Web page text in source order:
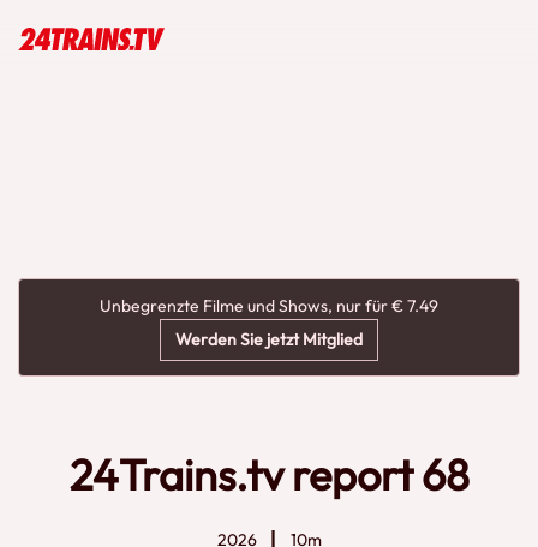
Unbegrenzte Filme und Shows, nur für € 7.49
Werden Sie jetzt Mitglied
24Trains.tv report 68
2026 10m